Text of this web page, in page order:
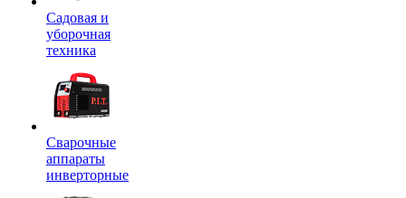
Садовая и
уборочная
техника
Сварочные
аппараты
инверторные